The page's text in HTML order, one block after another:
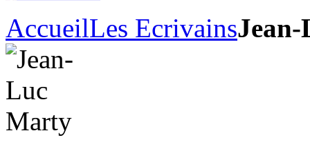
AccueilLes Ecrivains